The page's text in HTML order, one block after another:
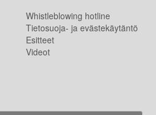
Whistleblowing hotline
Tietosuoja- ja evästekäytäntö
Esitteet
Videot